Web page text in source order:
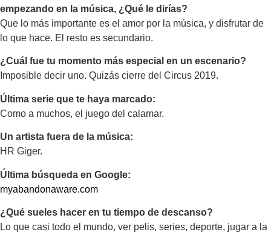
empezando en la música, ¿Qué le dirías?
Que lo más importante es el amor por la música, y disfrutar de
lo que hace. El resto es secundario.
¿Cuál fue tu momento más especial en un escenario?
Imposible decir uno. Quizás cierre del Circus 2019.
Última serie que te haya marcado:
Como a muchos, el juego del calamar.
Un artista fuera de la música:
HR Giger.
Última búsqueda en Google:
myabandonaware.com
¿Qué sueles hacer en tu tiempo de descanso?
Lo que casi todo el mundo, ver pelis, series, deporte, jugar a la